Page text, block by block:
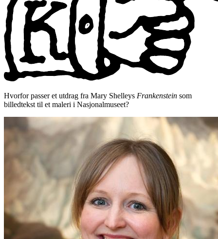
Hvorfor passer et utdrag fra Mary Shelleys Frankenstein som
billedtekst til et maleri i Nasjonalmuseet?